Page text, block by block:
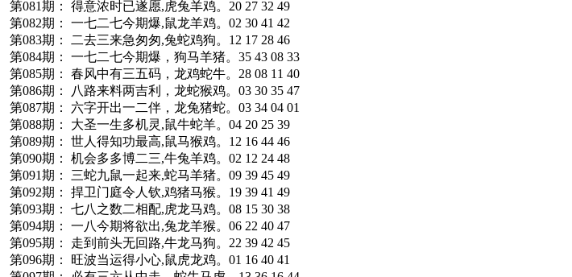
第081期： 得意浓时已遂愿,虎兔羊鸡。20 27 32 49
第082期： 一七二七今期爆,鼠龙羊鸡。02 30 41 42
第083期： 二去三来急匆匆,兔蛇鸡狗。12 17 28 46
第084期： 一七二七今期爆，狗马羊猪。35 43 08 33
第085期： 春风中有三五码，龙鸡蛇牛。28 08 11 40
第086期： 八路来料两吉利，龙蛇猴鸡。03 30 35 47
第087期： 六字开出一二伴，龙兔猪蛇。03 34 04 01
第088期： 大圣一生多机灵,鼠牛蛇羊。04 20 25 39
第089期： 世人得知功最高,鼠马猴鸡。12 16 44 46
第090期： 机会多多博二三,牛兔羊鸡。02 12 24 48
第091期： 三蛇九鼠一起来,蛇马羊猪。09 39 45 49
第092期： 捍卫门庭令人钦,鸡猪马猴。19 39 41 49
第093期： 七八之数二相配,虎龙马鸡。08 15 30 38
第094期： 一八今期将欲出,兔龙羊猴。06 22 40 47
第095期： 走到前头无回路,牛龙马狗。22 39 42 45
第096期： 旺波当运得小心,鼠虎龙鸡。01 16 40 41